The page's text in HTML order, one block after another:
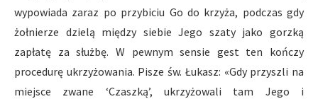
wypowiada zaraz po przybiciu Go do krzyża, podczas gdy
żołnierze dzielą między siebie Jego szaty jako gorzką
zapłatę za służbę. W pewnym sensie gest ten kończy
procedurę ukrzyżowania. Pisze św. Łukasz: «Gdy przyszli na
miejsce zwane ‘Czaszką’, ukrzyżowali tam Jego i